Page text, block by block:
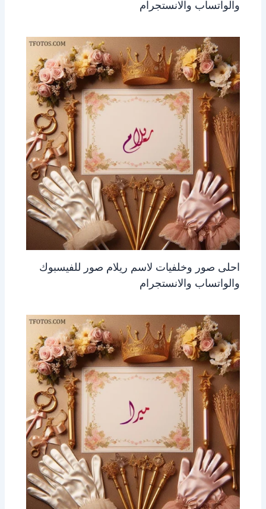
والواتساب والانستجرام
احلى صور وخلفيات لاسم ريلام صور للفيسبوك
والواتساب والانستجرام